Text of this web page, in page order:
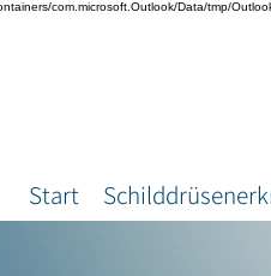
com.microsoft.Outlook/Data/tmp/
Start